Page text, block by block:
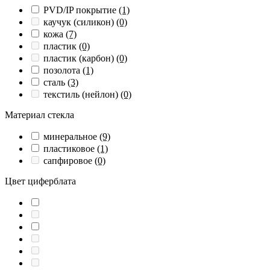
PVD/IP покрытие (1)
каучук (силикон) (0)
кожа (7)
пластик (0)
пластик (карбон) (0)
позолота (1)
сталь (3)
текстиль (нейлон) (0)
Материал стекла
минеральное (9)
пластиковое (1)
сапфировое (0)
Цвет циферблата